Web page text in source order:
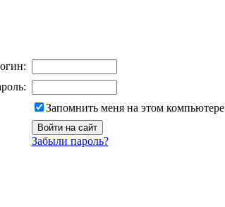
Запомнить меня на этом компьютере
Забыли пароль?